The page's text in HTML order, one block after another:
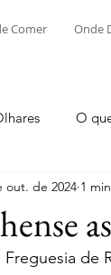
Comer Onde
O
e Concavada
S.
out. de 2024 1
de